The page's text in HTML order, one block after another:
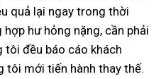
quả lại ngay trong thời
hư hỏng nặng, cần phải
tôi đều báo cáo khách
tôi mới tiến hành thay thế.